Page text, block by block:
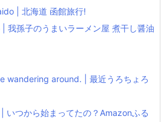
| 北海道 函館旅行!
我孫子のうまいラーメン屋 煮干し醤油
wandering around. | 最近うろちょろ
つから始まってたの？Amazonふる